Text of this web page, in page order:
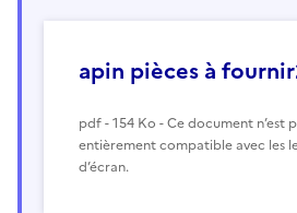
apin pièces à
pdf - 154 Ko - Ce document n’est
entièrement compatible avec les
d’écran.